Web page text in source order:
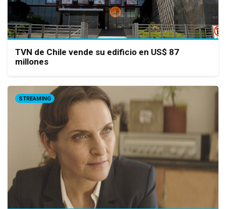
TVN de Chile vende su edificio en US$ 87
millones
STREAMING